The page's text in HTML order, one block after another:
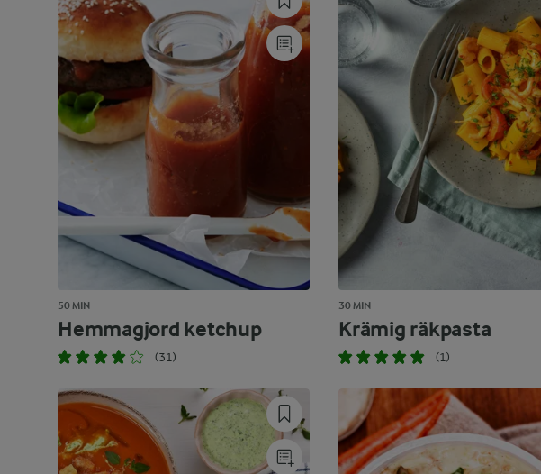
50 MIN
Hemmagjord ketchup
(31)
30 MIN
Krämig räkpasta
(1)